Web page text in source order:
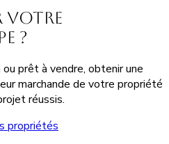
votre
?
prêt à vendre, obtenir une
marchande de votre propriété
réussis.
propriétés